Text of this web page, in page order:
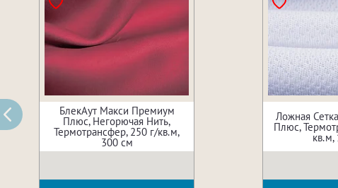
БлекАут Макси Премиум
Плюс, Негорючая Нить,
Термотрансфер, 250 г/кв.м,
300 см
Ложная
Плюс,
кв.м,